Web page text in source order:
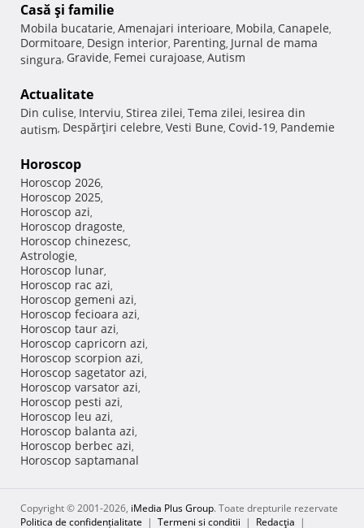
Casă şi familie
Mobila bucatarie, Amenajari interioare, Mobila, Canapele,
Dormitoare, Design interior, Parenting, Jurnal de mama
singura, Gravide, Femei curajoase, Autism
Actualitate
Din culise, Interviu, Stirea zilei, Tema zilei, Iesirea din
autism, Despărţiri celebre, Vesti Bune, Covid-19, Pandemie
Horoscop
Horoscop 2026,
Horoscop 2025,
Horoscop azi,
Horoscop dragoste,
Horoscop chinezesc,
Astrologie,
Horoscop lunar,
Horoscop rac azi,
Horoscop gemeni azi,
Horoscop fecioara azi,
Horoscop taur azi,
Horoscop capricorn azi,
Horoscop scorpion azi,
Horoscop sagetator azi,
Horoscop varsator azi,
Horoscop pesti azi,
Horoscop leu azi,
Horoscop balanta azi,
Horoscop berbec azi,
Horoscop saptamanal
Copyright © 2001-2026, iMedia Plus Group. Toate drepturile rezervate
Politica de confidențialitate | Termeni si conditii | Redacţia |